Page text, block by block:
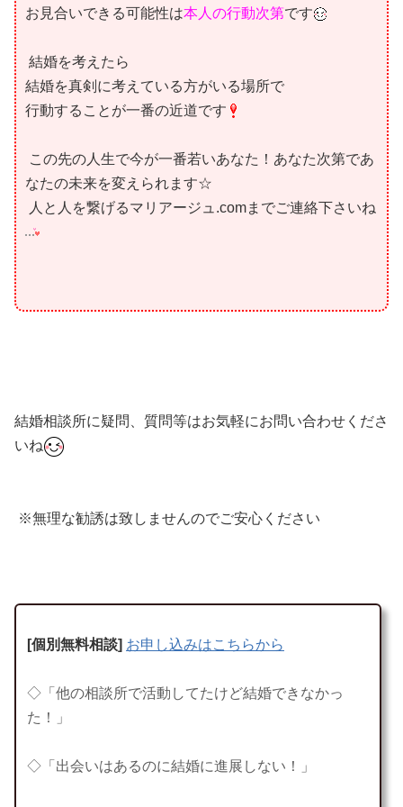
お見合いできる可能性は本人の行動次第です
結婚を考えたら
結婚を真剣に考えている方がいる場所で
行動することが一番の近道です
この先の人生で今が一番若いあなた！あなた次第であ
なたの未来を変えられます☆
人と人を繋げるマリアージュ.comまでご連絡下さいね
結婚相談所に疑問、質問等はお気軽にお問い合わせくださ
いね
※無理な勧誘は致しませんのでご安心ください
[個別無料相談] お申し込みはこちらから
◇「他の相談所で活動してたけど結婚できなかっ
た！」
◇「出会いはあるのに結婚に進展しない！」